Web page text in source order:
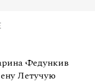
Федункив
Летучую